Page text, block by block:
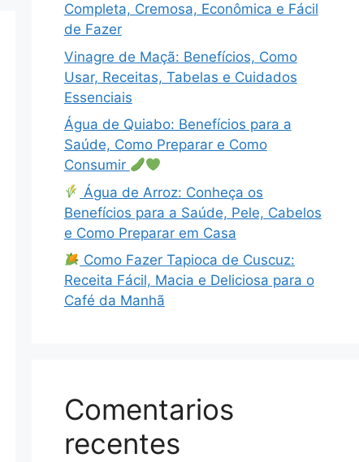
Completa, Cremosa, Econômica e Fácil
de Fazer
Vinagre de Maçã: Benefícios, Como
Usar, Receitas, Tabelas e Cuidados
Essenciais
Água de Quiabo: Benefícios para a
Saúde, Como Preparar e Como
Consumir
Água de Arroz: Conheça os
Benefícios para a Saúde, Pele, Cabelos
e Como Preparar em Casa
Como Fazer Tapioca de Cuscuz:
Receita Fácil, Macia e Deliciosa para o
Café da Manhã
Comentarios
recentes